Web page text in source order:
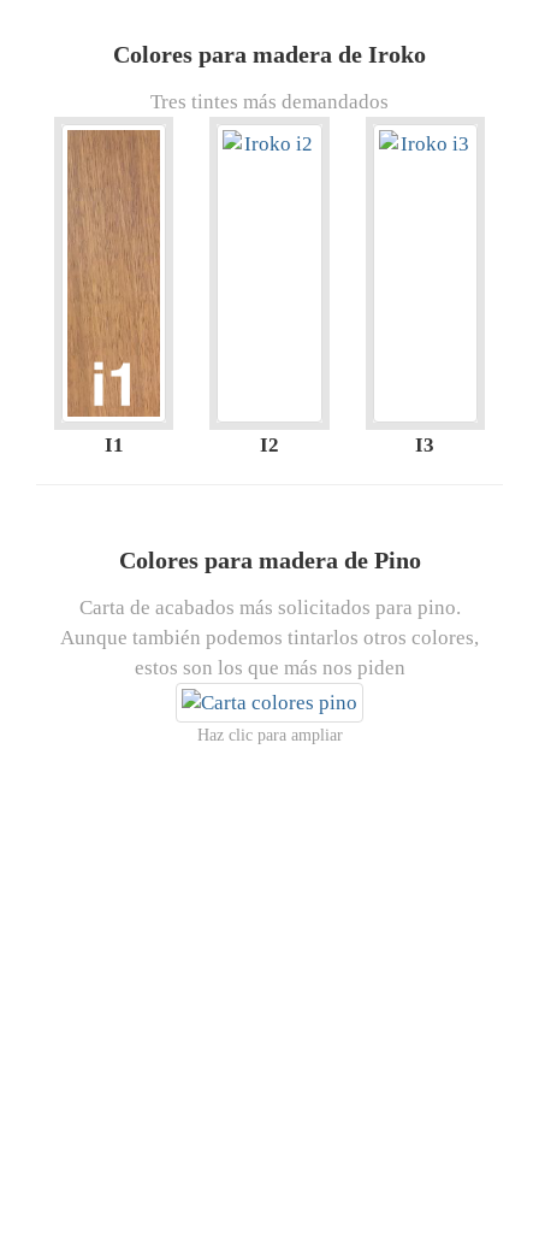
Colores para madera de Iroko
Tres tintes más demandados
I1 I2 I3
Colores para madera de Pino
Carta de acabados más solicitados para pino.
Aunque también podemos tintarlos otros colores,
estos son los que más nos piden
Haz clic para ampliar